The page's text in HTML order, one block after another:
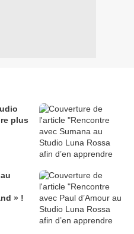
plus
» !